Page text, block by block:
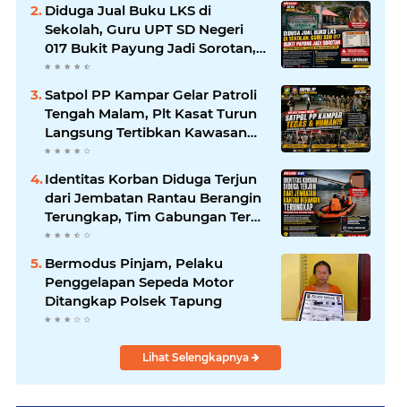
Diduga Jual Buku LKS di
Sekolah, Guru UPT SD Negeri
017 Bukit Payung Jadi Sorotan,
Disdikpora Kampar Tegaskan
Tidak Pernah Beri Izin
Satpol PP Kampar Gelar Patroli
Tengah Malam, Plt Kasat Turun
Langsung Tertibkan Kawasan
Publik dan Warung Karaoke
Identitas Korban Diduga Terjun
dari Jembatan Rantau Berangin
Terungkap, Tim Gabungan Terus
Sisir Sungai Kampar
Bermodus Pinjam, Pelaku
Penggelapan Sepeda Motor
Ditangkap Polsek Tapung
Lihat Selengkapnya